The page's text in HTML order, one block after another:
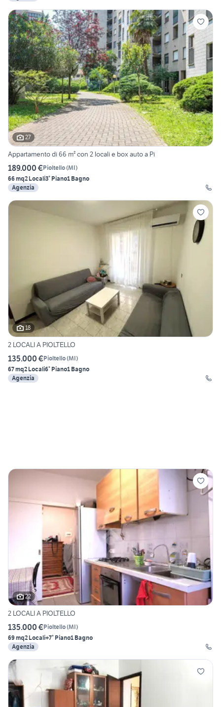
27
Appartamento di 66 m² con 2 locali e box auto a Pi
189.000 €Pioltello(MI)
66 mq2 Locali3° Piano1 Bagno
Agenzia
18
2 LOCALI A PIOLTELLO
135.000 €Pioltello(MI)
67 mq2 Locali6° Piano1 Bagno
Agenzia
22
2 LOCALI A PIOLTELLO
135.000 €Pioltello(MI)
69 mq2 Locali+7° Piano1 Bagno
Agenzia